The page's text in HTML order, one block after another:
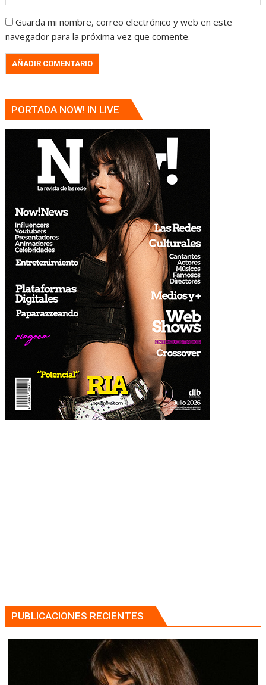
Guarda mi nombre, correo electrónico y web en este
navegador para la próxima vez que comente.
PORTADA NOW! IN LIVE
PUBLICACIONES RECIENTES